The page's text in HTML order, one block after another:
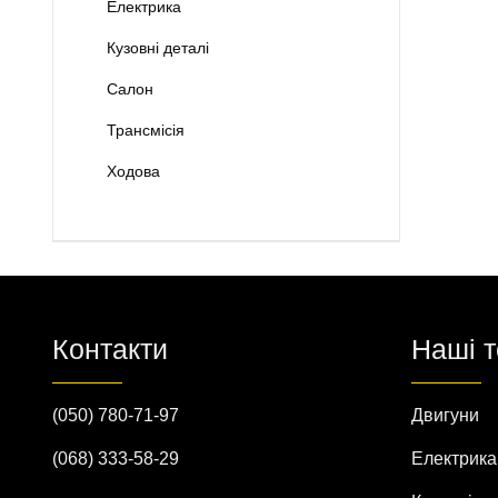
Електрика
Кузовні деталі
Салон
Трансмісія
Ходова
Контакти
(050) 780-71-97
(068) 333-58-29
Наші
Двигуни
Електрика